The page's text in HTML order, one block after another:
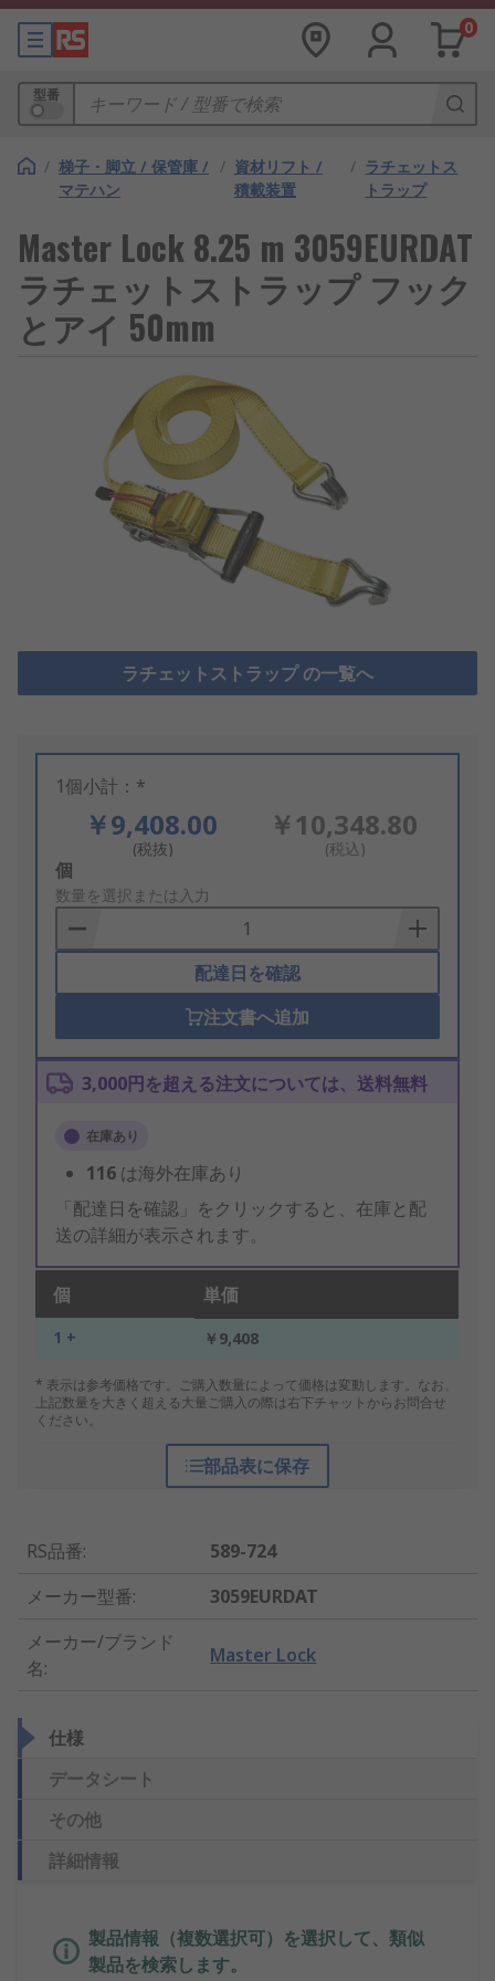
0
型番
/ 梯子・脚立 / 保管庫 /
マテハン
/ 資材リフト /
積載装置
/ ラチェットス
トラップ
Master Lock 8.25 m 3059EURDAT
ラチェットストラップ フック
とアイ 50mm
ラチェットストラップ の一覧へ
1個小計：*
￥9,408.00
(税抜)
￥10,348.80
(税込)
Add
to
Basket
個
数量を選択または入力
配達日を確認
注文書へ追加
3,000円を超える注文については、送料無料
在庫あり
116 は海外在庫あり
「配達日を確認」をクリックすると、在庫と配
送の詳細が表示されます。
個 単価
1 + ￥9,408
* 表示は参考価格です。ご購入数量によって価格は変動します。なお、
上記数量を大きく超える大量ご購入の際は右下チャットからお問合せ
ください。
部品表に保存
RS品番:
589-724
メーカー型番:
3059EURDAT
メーカー/ブランド
名:
Master Lock
仕様
データシート
その他
詳細情報
製品情報（複数選択可）を選択して、類似
製品を検索します。